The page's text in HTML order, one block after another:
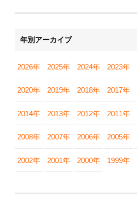
年別アーカイブ
2026年 2025年 2024年 2023年
2020年 2019年 2018年 2017年
2014年 2013年 2012年 2011年
2008年 2007年 2006年 2005年
2002年 2001年 2000年 1999年